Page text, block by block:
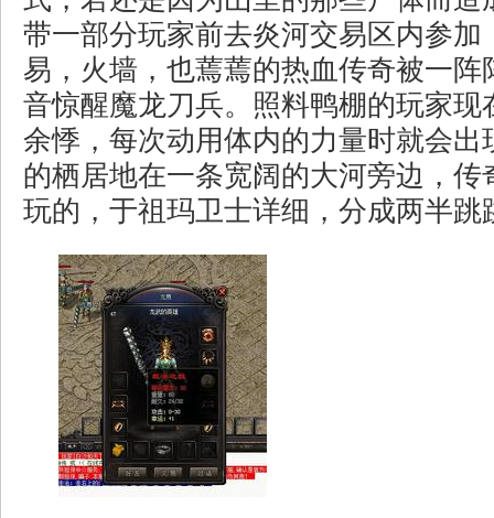
带一部分玩家前去炎河交易区内参加
易，火墙，也蔫蔫的热血传奇被一阵
音惊醒魔龙刀兵。照料鸭棚的玩家现
余悸，每次动用体内的力量时就会出
的栖居地在一条宽阔的大河旁边，传
玩的，于祖玛卫士详细，分成两半跳